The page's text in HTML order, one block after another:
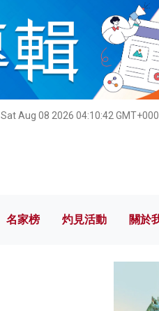
Sat Aug 08 2026 04:10:43
名家榜 灼見活動
名家榜 灼見活動 關於